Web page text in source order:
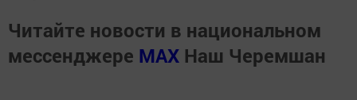
Читайте новости в национальном
мессенджере MАХ Наш Черемшан